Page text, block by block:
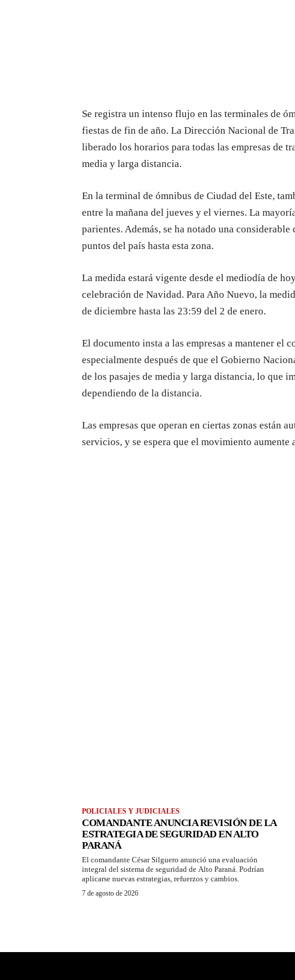
Se registra un intenso flujo en las terminales de
fiestas de fin de año. La Dirección Nacional de
liberado los horarios para todas las empresas de
media y larga distancia.
En la terminal de ómnibus de Ciudad del Este,
entre la mañana del jueves y el viernes. La
parientes. Además, se ha notado una
puntos del país hasta esta zona.
La medida estará vigente desde el mediodía de
celebración de Navidad. Para Año Nuevo, la
de diciembre hasta las 23:59 del 2 de enero.
El documento insta a las empresas a mantener el
especialmente después de que el Gobierno
de los pasajes de media y larga distancia, lo que
dependiendo de la distancia.
Las empresas que operan en ciertas zonas están
servicios, y se espera que el movimiento aumente
POLICIALES Y JUDICIALES
COMANDANTE ANUNCIA REVISIÓN DE LA
ESTRATEGIA DE SEGURIDAD EN ALTO
PARANÁ
El comandante César Silguero anunció una evaluación
integral del sistema de seguridad de Alto Paraná. Podrían
aplicarse nuevas estrategias, refuerzos y cambios.
7 de agosto de 2026